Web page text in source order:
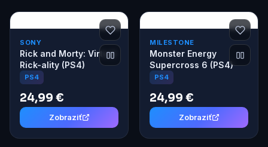
SONY
Rick and Morty: Virtual
Rick-ality (PS4)
PS4
24,99 €
Zobraziť
MILESTONE
Monster Energy
Supercross 6 (PS4)
PS4
24,99 €
Zobraziť